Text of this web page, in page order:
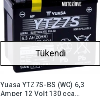
Tükendi
Yuasa YTZ7S-BS (WC) 6,3
Amper 12 Volt 130 cca